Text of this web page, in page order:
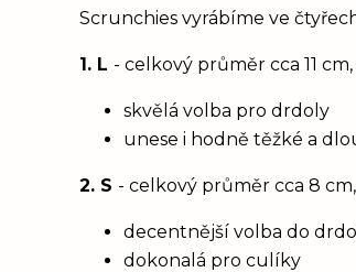
Scrunchies vyrábíme ve
1. L - celkový průměr cca 11
skvělá volba pro drdoly
unese i hodně těžké a
2. S - celkový průměr cca 8
decentnější volba do
dokonalá pro culíky